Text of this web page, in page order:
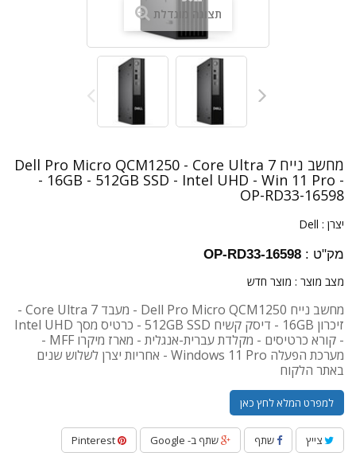
תצוגה מוגדלת
מחשב נייח Dell Pro Micro QCM1250 - Core Ultra 7
- 16GB - 512GB SSD - Intel UHD - Win 11 Pro -
OP-RD33-16598
יצרן : Dell
מק"ט : OP-RD33-16598
מצב מוצר : מוצר חדש
מחשב נייח Dell Pro Micro QCM1250 - מעבד Core Ultra 7 -
זיכרון 16GB - דיסק קשיח 512GB SSD - כרטיס מסך Intel UHD
- קורא כרטיסים - מקלדת עברית-אנגלית - מארז מיקרו MFF -
מערכת הפעלה Windows 11 Pro - אחריות יצרן לשלוש שנים
באתר הלקוח
למפרט המלא לחץ כאן
צייץ שתף שתף ב- Google